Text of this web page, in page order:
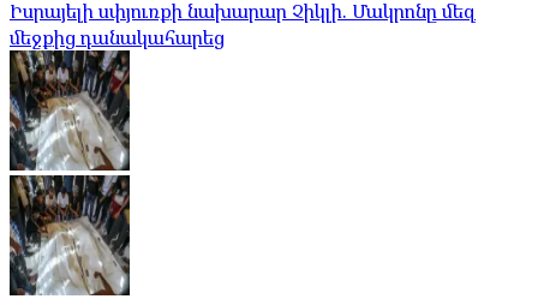
Իսրայելի սփյուռքի նախարար Չիկլի. Մակրոնը մեզ
մեջքից դանակահարեց